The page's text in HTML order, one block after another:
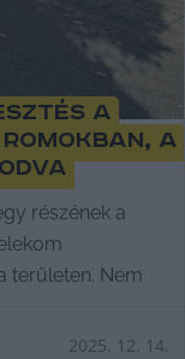
a
a
részének a
területen. Nem
2025. 12. 14.